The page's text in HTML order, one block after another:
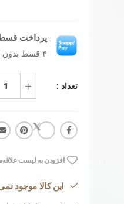
پرداخت
۴ قسط بدون کارمزد، ماهانه ۶۸۱٬۵۹۱ تومان
تعداد :
افزودن به لیست
این کالا موجود